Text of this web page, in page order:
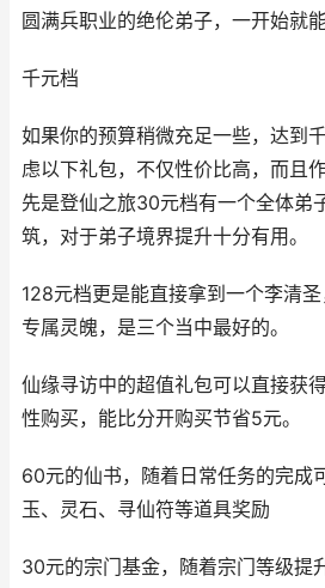
圆满兵职业的绝伦弟子，一开始就
千元档
如果你的预算稍微充足一些，达到
虑以下礼包，不仅性价比高，而且
先是登仙之旅30元档有一个全体弟
筑，对于弟子境界提升十分有用。
128元档更是能直接拿到一个李清
专属灵魄，是三个当中最好的。
仙缘寻访中的超值礼包可以直接获
性购买，能比分开购买节省5元。
60元的仙书，随着日常任务的完成
玉、灵石、寻仙符等道具奖励
30元的宗门基金，随着宗门等级提